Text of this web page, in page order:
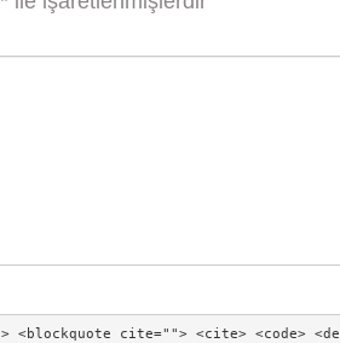
cite=""> <cite> <code> <de